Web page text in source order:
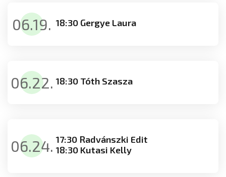
06.19. 18:30 Gergye Laura
06.22. 18:30 Tóth Szasza
06.24. 17:30 Radvánszki Edit
18:30 Kutasi Kelly